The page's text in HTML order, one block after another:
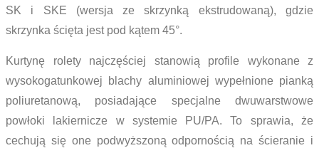
SK i SKE (wersja ze skrzynką ekstrudowaną), gdzie
skrzynka ścięta jest pod kątem 45°.
Kurtynę rolety najczęściej stanowią profile wykonane z
wysokogatunkowej blachy aluminiowej wypełnione pianką
poliuretanową, posiadające specjalne dwuwarstwowe
powłoki lakiernicze w systemie PU/PA. To sprawia, że
cechują się one podwyższoną odpornością na ścieranie i